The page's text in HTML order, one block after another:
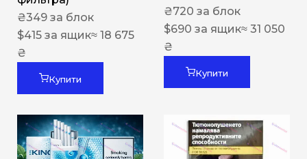
₴349 за блок
$415 за ящик≈ 18 675
₴
Купити
₴720 за блок
$690 за ящик≈ 31 050
₴
Купити